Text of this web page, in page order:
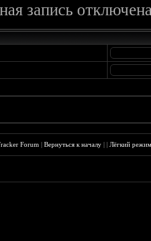
запись
Forum |Вернуться к началу ||Лёгкий